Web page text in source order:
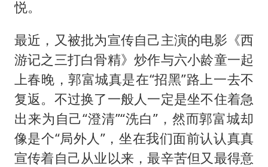
悦。
最近，又被批为宣传自己主演的电影《西
游记之三打白骨精》炒作与六小龄童一起
上春晚，郭富城真是在“招黑”路上一去不
复返。不过换了一般人一定是坐不住着急
出来为自己“澄清”“洗白”，然而郭富城却
像是个“局外人”，坐在我们面前认认真真
宣传着自己从业以来，最辛苦但又最得意